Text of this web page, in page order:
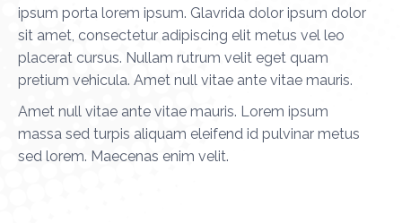
ipsum porta lorem ipsum. Glavrida dolor ipsum dolor
sit amet, consectetur adipiscing elit metus vel leo
placerat cursus. Nullam rutrum velit eget quam
pretium vehicula. Amet null vitae ante vitae mauris.
Amet null vitae ante vitae mauris. Lorem ipsum
massa sed turpis aliquam eleifend id pulvinar metus
sed lorem. Maecenas enim velit.